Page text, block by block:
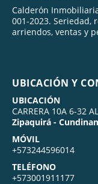
Calderón
001-2023. Seriedad,
arriendos, ventas y
UBICACIÓN Y
UBICACIÓN
CARRERA 10A 6-32
Zipaquirá -
MÓVIL
+573244596014
TELÉFONO
+573001911177